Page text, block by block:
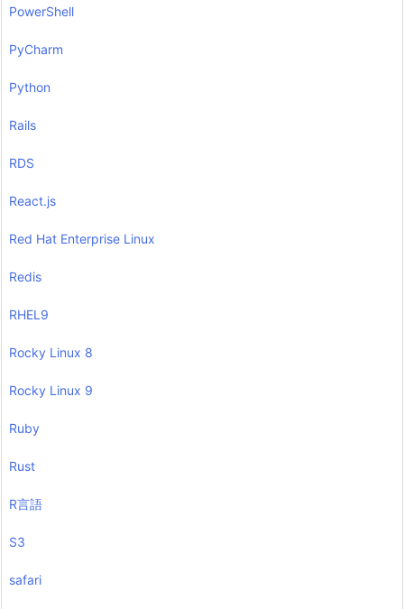
PowerShell
PyCharm
Python
Rails
RDS
React.js
Red Hat Enterprise Linux
Redis
RHEL9
Rocky Linux 8
Rocky Linux 9
Ruby
Rust
R言語
S3
safari